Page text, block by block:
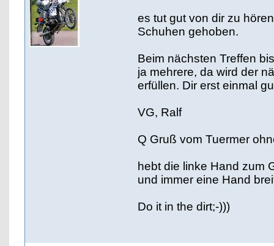
es tut gut von dir zu
Schuhen gehoben.
Beim nächsten Treffen
ja mehrere, da wird der
erfüllen. Dir erst einmal
VG, Ralf
Q Gruß vom Tuermer
hebt die linke Hand zum
und immer eine Hand
Do it in the dirt;-)))